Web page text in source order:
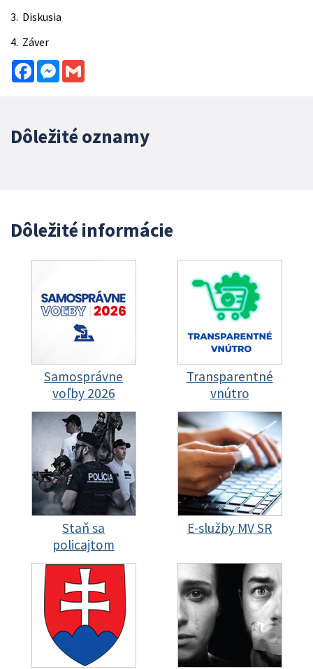
3. Diskusia
4. Záver
FacebookMessenger
Dôležité oznamy
Dôležité informácie
Samosprávne
voľby 2026
Transparentné
vnútro
Staň sa
policajtom
E-služby MV SR